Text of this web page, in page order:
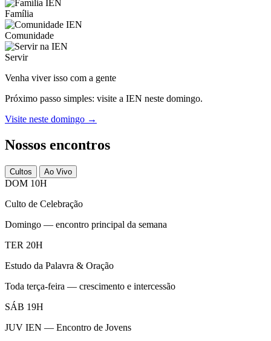
Família
Comunidade
Servir
Venha viver isso com a gente
Próximo passo simples: visite a IEN neste domingo.
Visite neste domingo →
Nossos encontros
Cultos Ao Vivo
DOM 10H
Culto de Celebração
Domingo — encontro principal da semana
TER 20H
Estudo da Palavra & Oração
Toda terça-feira — crescimento e intercessão
SÁB 19H
JUV IEN — Encontro de Jovens